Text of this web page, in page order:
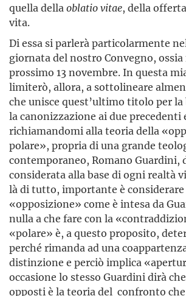
quella della oblatio vitae, della
vita.
Di essa si parlerà particolarmente
giornata del nostro Convegno,
prossimo 13 novembre. In questa
limiterò, allora, a sottolineare
che unisce quest’ultimo titolo per
la canonizzazione ai due precedenti
richiamandomi alla teoria della
polare», propria di una grande
contemporaneo, Romano Guardini,
considerata alla base di ogni realtà
là di tutto, importante è considerare
«opposizione» come è intesa da
nulla a che fare con la
«polare» è, a questo proposito,
perché rimanda ad una
distinzione e perciò implica
occasione lo stesso Guardini dirà
opposti è la teoria del confronto